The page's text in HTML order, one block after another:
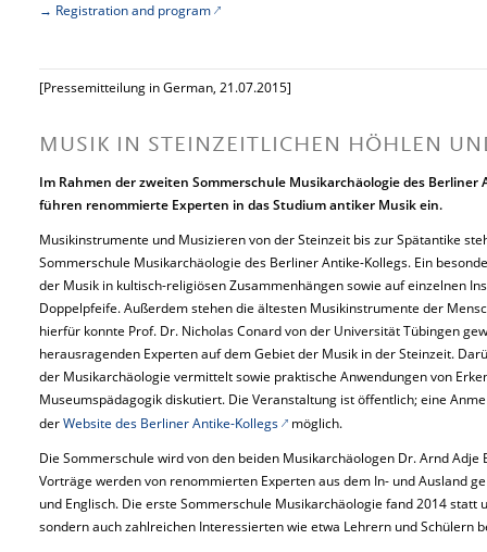
→ Registration and program
[Pressemitteilung in German, 21.07.2015]
MUSIK IN STEINZEITLICHEN HÖHLEN
Im Rahmen der zweiten Sommerschule Musikarchäologie des Berliner
führen renommierte Experten in das Studium antiker Musik ein.
Musikinstrumente und Musizieren von der Steinzeit bis zur Spätantike
Sommerschule Musikarchäologie des Berliner Antike-Kollegs. Ein
der Musik in kultisch-religiösen Zusammenhängen sowie auf einzelnen
Doppelpfeife. Außerdem stehen die ältesten Musikinstrumente der
hierfür konnte Prof. Dr. Nicholas Conard von der Universität Tübingen
herausragenden Experten auf dem Gebiet der Musik in der Steinzeit.
der Musikarchäologie vermittelt sowie praktische Anwendungen von
Museumspädagogik diskutiert. Die Veranstaltung ist öffentlich; eine
derWebsite des Berliner Antike-Kollegs
möglich.
Die Sommerschule wird von den beiden Musikarchäologen Dr. Arnd Adje
Vorträge werden von renommierten Experten aus dem In- und Ausland
und Englisch. Die erste Sommerschule Musikarchäologie fand 2014 statt
sondern auch zahlreichen Interessierten wie etwa Lehrern und Schülern